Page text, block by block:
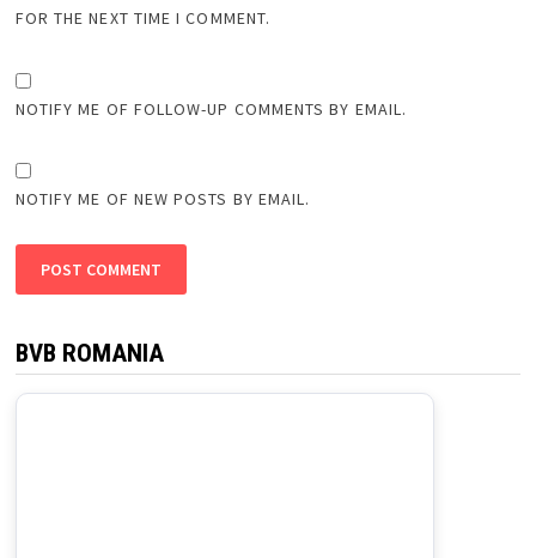
FOR THE NEXT TIME I COMMENT.
NOTIFY ME OF FOLLOW-UP COMMENTS BY EMAIL.
NOTIFY ME OF NEW POSTS BY EMAIL.
BVB ROMANIA